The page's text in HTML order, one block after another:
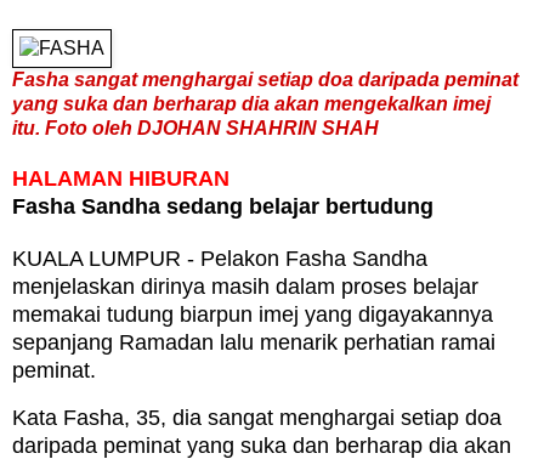
Fasha sangat menghargai setiap doa daripada peminat
yang suka dan berharap dia akan mengekalkan imej
itu. Foto oleh DJOHAN SHAHRIN SHAH
HALAMAN HIBURAN
Fasha Sandha sedang belajar bertudung
KUALA LUMPUR - Pelakon Fasha Sandha
menjelaskan dirinya masih dalam proses belajar
memakai tudung biarpun imej yang digayakannya
sepanjang Ramadan lalu menarik perhatian ramai
peminat.
Kata Fasha, 35, dia sangat menghargai setiap doa
daripada peminat yang suka dan berharap dia akan